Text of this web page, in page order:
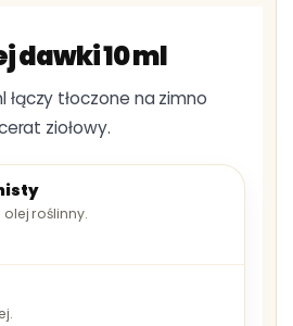
dawki 10 ml
łączy tłoczone na zimno
ziołowy.
olej roślinny.